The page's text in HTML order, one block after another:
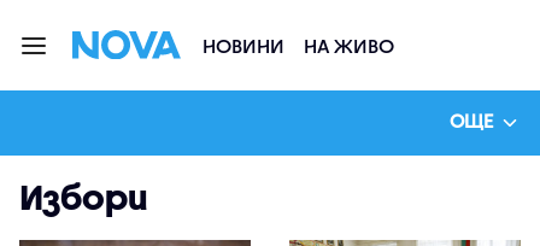
НОВИНИ НА ЖИВО
ОЩЕ
Избори